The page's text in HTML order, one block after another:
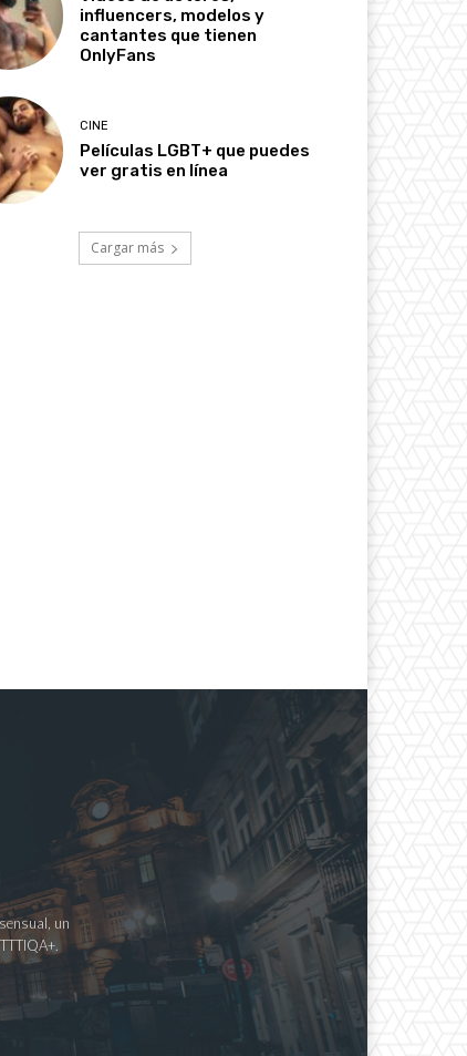
influencers, modelos y
cantantes que tienen
OnlyFans
CINE
Películas LGBT+ que puedes
ver gratis en línea
Cargar más
un